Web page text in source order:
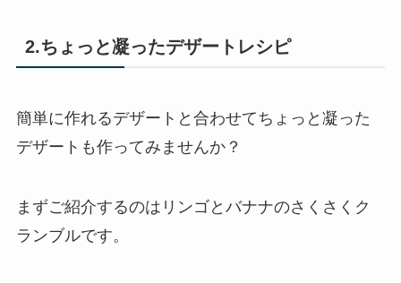
2.ちょっと凝ったデザートレシピ
簡単に作れるデザートと合わせてちょっと凝った
デザートも作ってみませんか？
まずご紹介するのはリンゴとバナナのさくさくク
ランブルです。